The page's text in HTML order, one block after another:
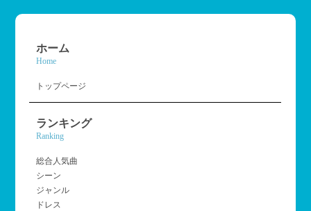
ホーム
Home
トップページ
ランキング
Ranking
総合人気曲
シーン
ジャンル
ドレス